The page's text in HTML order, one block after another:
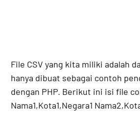
File CSV yang kita miliki adalah
hanya dibuat sebagai contoh
dengan PHP. Berikut ini isi file
Nama1,Kota1,Negara1